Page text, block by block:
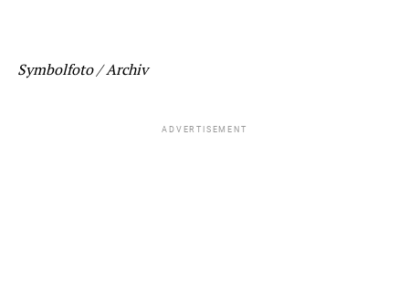
Symbolfoto / Archiv
ADVERTISEMENT